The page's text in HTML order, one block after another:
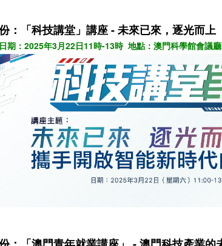
：「科技講堂」講座 - 未來已來，逐光而
期：2025年3月22日11時-13時 地點：澳門科學館會議廳